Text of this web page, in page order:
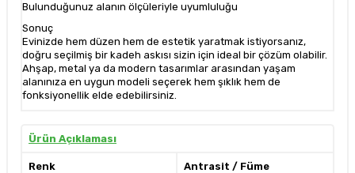
Bulunduğunuz alanın ölçüleriyle uyumluluğu
Sonuç
Evinizde hem düzen hem de estetik yaratmak istiyorsanız,
doğru seçilmiş bir kadeh askısı sizin için ideal bir çözüm olabilir.
Ahşap, metal ya da modern tasarımlar arasından yaşam
alanınıza en uygun modeli seçerek hem şıklık hem de
fonksiyonellik elde edebilirsiniz.
Ürün Açıklaması
Renk Antrasit / Füme